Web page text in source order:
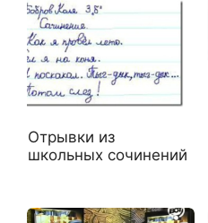
Отрывки из
школьных сочинений